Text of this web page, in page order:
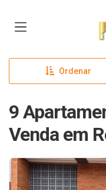
Ordenar
9
Venda em